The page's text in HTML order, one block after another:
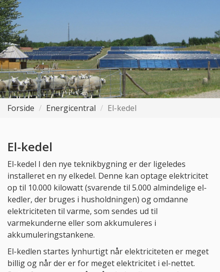
Forside Energicentral El-kedel
El-kedel
El-kedel I den nye teknikbygning er der ligeledes
installeret en ny elkedel. Denne kan optage elektricitet
op til 10.000 kilowatt (svarende til 5.000 almindelige el-
kedler, der bruges i husholdningen) og omdanne
elektriciteten til varme, som sendes ud til
varmekunderne eller som akkumuleres i
akkumuleringstankene.
El-kedlen startes lynhurtigt når elektriciteten er meget
billig og når der er for meget elektricitet i el-nettet.